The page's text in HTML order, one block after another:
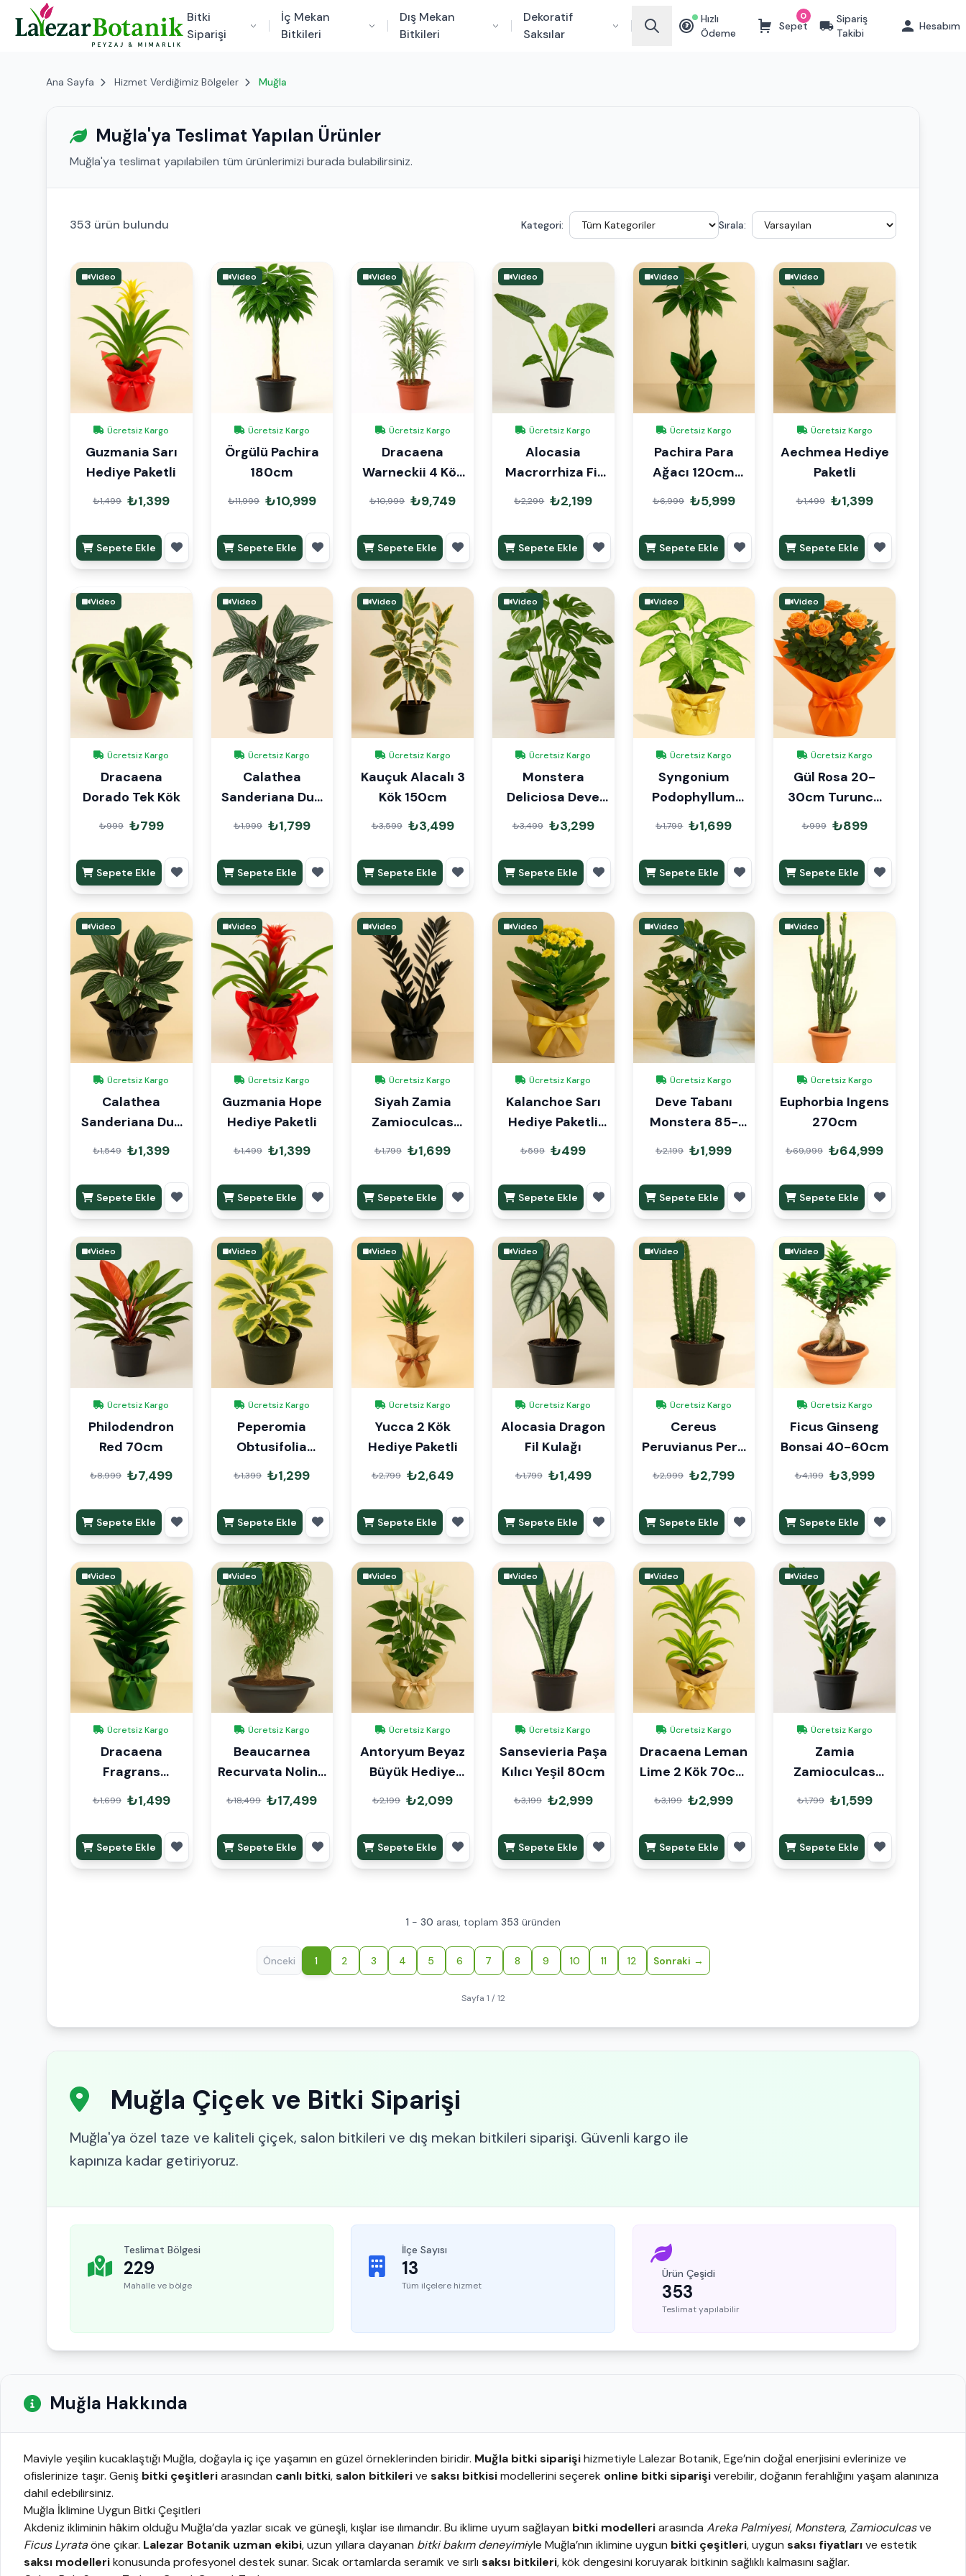
Bitki
Siparişi
İç Mekan
Bitkileri
Dış Mekan
Bitkileri
Dekoratif
Saksılar
₺
Hızlı
Ödeme
Sepet
0
Sipariş
Takibi
Hesabım
Ana Sayfa Hizmet Verdiğimiz Bölgeler Muğla
Muğla'ya Teslimat Yapılan Ürünler
Muğla'ya teslimat yapılabilen tüm ürünlerimizi burada bulabilirsiniz.
353 ürün bulundu Kategori: Sırala:
Video
Ücretsiz Kargo
Guzmania Sarı
Hediye Paketli
₺1,499 ₺1,399
Sepete Ekle
Video
Ücretsiz Kargo
Örgülü Pachira
180cm
₺11,999 ₺10,999
Sepete Ekle
Video
Ücretsiz Kargo
Dracaena
Warneckii 4 Kök
160cm
₺10,999 ₺9,749
Sepete Ekle
Video
Ücretsiz Kargo
Alocasia
Macrorrhiza Fil
Kulağı
₺2,299 ₺2,199
Sepete Ekle
Video
Ücretsiz Kargo
Pachira Para
Ağacı 120cm
Hediye Paketli
₺6,999 ₺5,999
Sepete Ekle
Video
Ücretsiz Kargo
Aechmea Hediye
Paketli
₺1,499 ₺1,399
Sepete Ekle
Video
Ücretsiz Kargo
Dracaena
Dorado Tek Kök
₺999 ₺799
Sepete Ekle
Video
Ücretsiz Kargo
Calathea
Sanderiana Dua
Çiçeği
₺1,999 ₺1,799
Sepete Ekle
Video
Ücretsiz Kargo
Kauçuk Alacalı 3
Kök 150cm
₺3,599 ₺3,499
Sepete Ekle
Video
Ücretsiz Kargo
Monstera
Deliciosa Deve
Tabanı 100-
120cm
₺3,499 ₺3,299
Sepete Ekle
Video
Ücretsiz Kargo
Syngonium
Podophyllum
Hediye Paketli
₺1,799 ₺1,699
Sepete Ekle
Video
Ücretsiz Kargo
Gül Rosa 20-
30cm Turuncu
Hediye Paketli
₺999 ₺899
Sepete Ekle
Video
Ücretsiz Kargo
Calathea
Sanderiana Dua
Çiçeği Hediye
Paketli
₺1,549 ₺1,399
Sepete Ekle
Video
Ücretsiz Kargo
Guzmania Hope
Hediye Paketli
₺1,499 ₺1,399
Sepete Ekle
Video
Ücretsiz Kargo
Siyah Zamia
Zamioculcas
40cm Hediye
Paketli
₺1,799 ₺1,699
Sepete Ekle
Video
Ücretsiz Kargo
Kalanchoe Sarı
Hediye Paketli
25-30cm
₺599 ₺499
Sepete Ekle
Video
Ücretsiz Kargo
Deve Tabanı
Monstera 85-
105 cm
₺2,199 ₺1,999
Sepete Ekle
Video
Ücretsiz Kargo
Euphorbia Ingens
270cm
₺69,999 ₺64,999
Sepete Ekle
Video
Ücretsiz Kargo
Philodendron
Red 70cm
₺8,999 ₺7,499
Sepete Ekle
Video
Ücretsiz Kargo
Peperomia
Obtusifolia
Albomarginata
₺1,399 ₺1,299
Sepete Ekle
Video
Ücretsiz Kargo
Yucca 2 Kök
Hediye Paketli
₺2,799 ₺2,649
Sepete Ekle
Video
Ücretsiz Kargo
Alocasia Dragon
Fil Kulağı
₺1,799 ₺1,499
Sepete Ekle
Video
Ücretsiz Kargo
Cereus
Peruvianus Peru
Kaktüsü
₺2,999 ₺2,799
Sepete Ekle
Video
Ücretsiz Kargo
Ficus Ginseng
Bonsai 40-60cm
₺4,199 ₺3,999
Sepete Ekle
Video
Ücretsiz Kargo
Dracaena
Fragrans
Compacta Tek
Gövde Hediye
Paketli
₺1,699 ₺1,499
Sepete Ekle
Video
Ücretsiz Kargo
Beaucarnea
Recurvata Nolina
Fil Ayağı 100-
110cm
₺18,499 ₺17,499
Sepete Ekle
Video
Ücretsiz Kargo
Antoryum Beyaz
Büyük Hediye
Paketli
₺2,199 ₺2,099
Sepete Ekle
Video
Ücretsiz Kargo
Sansevieria Paşa
Kılıcı Yeşil 80cm
₺3,199 ₺2,999
Sepete Ekle
Video
Ücretsiz Kargo
Dracaena Leman
Lime 2 Kök 70cm
Hediye Paketli
₺3,199 ₺2,999
Sepete Ekle
Video
Ücretsiz Kargo
Zamia
Zamioculcas
50cm
₺1,799 ₺1,599
Sepete Ekle
1 - 30 arası, toplam 353 üründen
Önceki 1 2 3 4 5 6 7 8 9 10 11 12 Sonraki
Sayfa 1 / 12
Muğla Çiçek ve Bitki Siparişi
Muğla'ya özel taze ve kaliteli çiçek, salon bitkileri ve dış mekan bitkileri siparişi. Güvenli kargo ile
kapınıza kadar getiriyoruz.
Teslimat Bölgesi
229
Mahalle ve bölge
İlçe Sayısı
13
Tüm ilçelere hizmet
Ürün Çeşidi
353
Teslimat yapılabilir
Muğla Hakkında
Maviyle yeşilin kucaklaştığı Muğla, doğayla iç içe yaşamın en güzel örneklerinden biridir. Muğla bitki siparişihizmetiyle Lalezar Botanik, Ege’nin doğal enerjisini evlerinize ve
ofislerinize taşır. Geniş bitki çeşitleriarasından canlı bitki,salon bitkilerive saksı bitkisimodellerini seçerek online bitki siparişiverebilir, doğanın ferahlığını yaşam alanınıza
dahil edebilirsiniz.
Muğla İklimine Uygun Bitki Çeşitleri
Akdeniz ikliminin hâkim olduğu Muğla’da yazlar sıcak ve güneşli, kışlar ise ılımandır. Bu iklime uyum sağlayan bitki modelleriarasında Areka Palmiyesi, Monstera,Zamioculcasve
Ficus Lyrataöne çıkar. Lalezar Botanik uzman ekibi, uzun yıllara dayanan bitki bakım deneyimiyle Muğla’nın iklimine uygun bitki çeşitleri, uygun saksı fiyatlarıve estetik
saksı modellerikonusunda profesyonel destek sunar. Sıcak ortamlarda seramik ve sırlı saksı bitkileri, kök dengesini koruyarak bitkinin sağlıklı kalmasını sağlar.